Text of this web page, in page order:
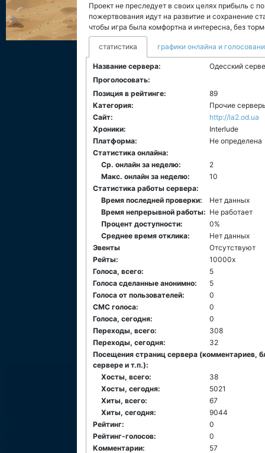
Проект не преследует в своих целях прибыль с
пожертвования идут на развитие и сохранение
чтобы игра была комфортна и интересна, без
статистика графики онлайна и
Название сервера:
Одесский
Проголосовать:
Позиция в рейтинге:
89
Категория:
Прочие
Сайт:
http://la2.od.ua
Хроники:
Interlude
Платформа:
Не определена
Статистика онлайна:
Ср. онлайн за неделю:
2
Макс. онлайн за неделю:
10
Статистика работы сервера:
Время последней проверки:
Нет данных
Время непрерывной работы: Не работает
Процент доступности:
0%
Среднее время отклика:
Нет данных
Эвенты
Отсутствуют
Рейты:
10000x
Голоса, всего:
5
Голоса сделанные анонимно:
5
Голоса от пользователей:
0
СМС голоса:
0
Голоса, сегодня:
0
Переходы, всего:
308
Переходы, сегодня:
32
Посещения страниц сервера (комментариев,
сервере и т.п.):
Хосты, всего:
38
Хосты, сегодня:
5021
Хиты, всего:
67
Хиты, сегодня:
9044
Рейтинг:
0
Рейтинг-голосов:
0
Комментарии:
57